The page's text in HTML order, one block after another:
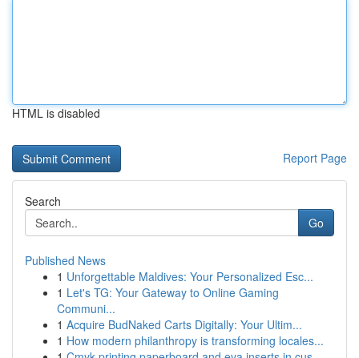
HTML is disabled
Report Page
Search
Go
Published News
1 Unforgettable Maldives: Your Personalized Esc...
1 Let's TG: Your Gateway to Online Gaming
Communi...
1 Acquire BudNaked Carts Digitally: Your Ultim...
1 How modern philanthropy is transforming locales...